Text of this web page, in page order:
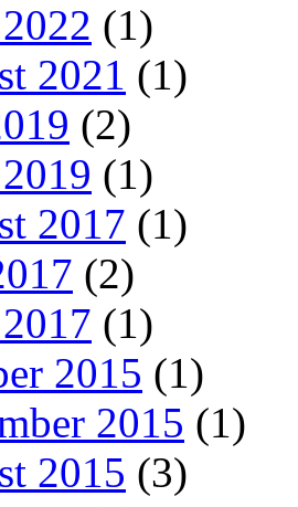
(1)
2021 (1)
(2)
(1)
2017 (1)
(2)
(1)
2015 (1)
2015 (1)
2015 (3)